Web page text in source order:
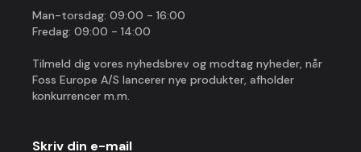
Man-torsdag: 09:00 - 16:00
Fredag: 09:00 - 14:00
Tilmeld dig vores nyhedsbrev og modtag nyheder, når
Foss Europe A/S lancerer nye produkter, afholder
konkurrencer m.m.